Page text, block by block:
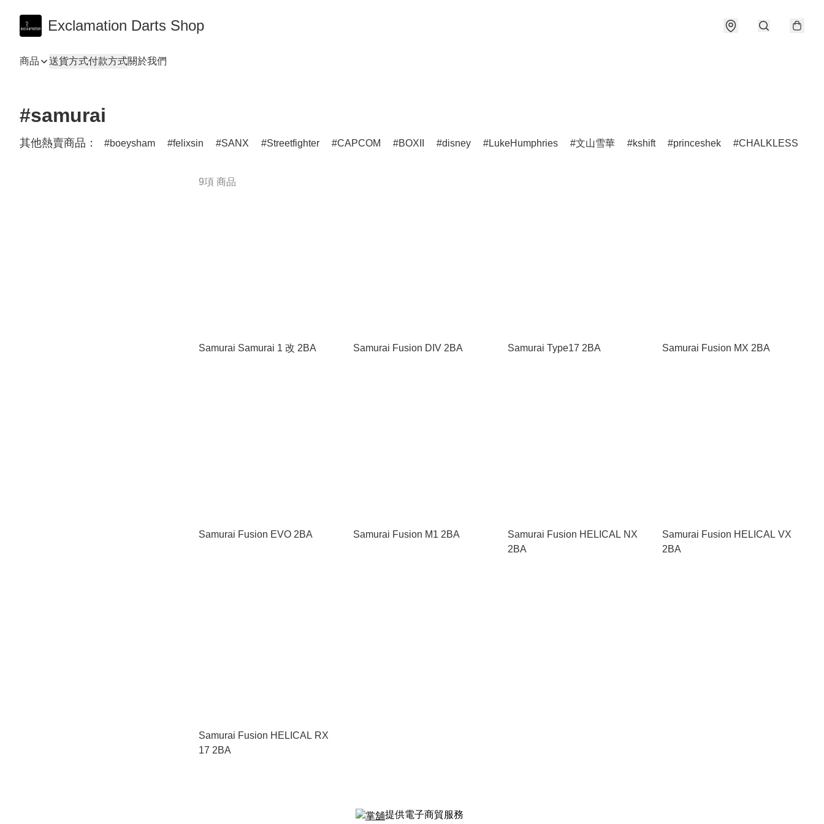
Exclamation Darts Shop
商品 送貨方式付款方式關於我們
#samurai
其他熱賣商品： boeysham felixsin SANX Streetfighter CAPCOM BOXII disney LukeHumphries 文山雪華 kshift princeshek CHALKLESS
9項 商品
Samurai Samurai 1 改 2BA Samurai Fusion DIV 2BA Samurai Type17 2BA Samurai Fusion MX 2BA
Samurai Fusion EVO 2BA Samurai Fusion M1 2BA
Samurai Fusion HELICAL NX
2BA
Samurai Fusion HELICAL VX
2BA
Samurai Fusion HELICAL RX
17 2BA
提供電子商貿服務